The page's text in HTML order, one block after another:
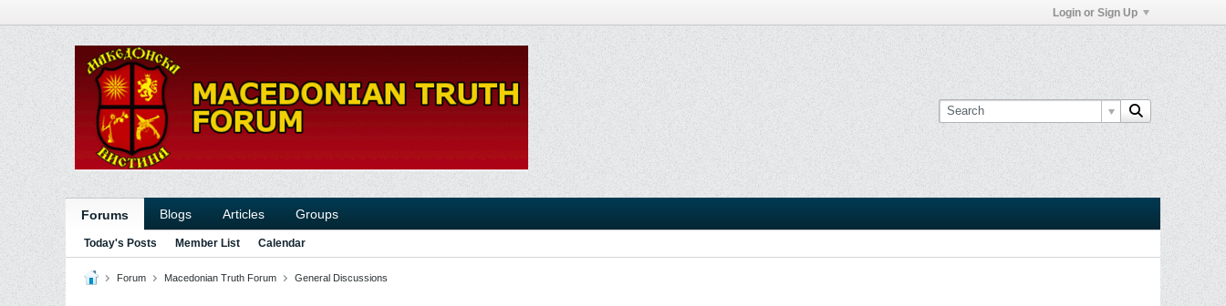
Login or Sign Up
Forums Blogs Articles Groups
Today's Posts Member List Calendar
Forum Macedonian Truth Forum General Discussions